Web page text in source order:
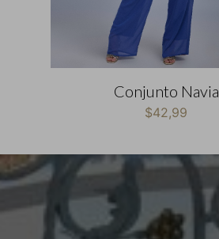
Conjunto Navia
$42,99